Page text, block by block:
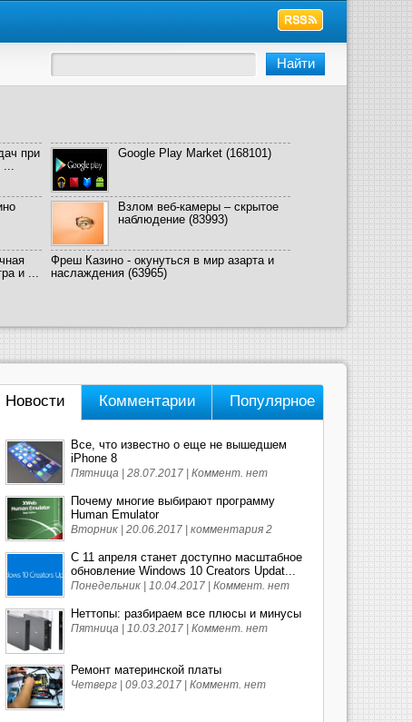
при
...
Google Play Market (168101)
Взлом веб-камеры – скрытое
наблюдение (83993)
и ...
Фреш Казино - окунуться в мир азарта и
наслаждения (63965)
Новости Комментарии Популярное
Все, что известно о еще не вышедшем
iPhone 8
Пятница | 28.07.2017 | Коммент. нет
Почему многие выбирают программу
Human Emulator
Вторник | 20.06.2017 | комментария 2
С 11 апреля станет доступно масштабное
обновление Windows 10 Creators Updat...
Понедельник | 10.04.2017 | Коммент. нет
Неттопы: разбираем все плюсы и минусы
Пятница | 10.03.2017 | Коммент. нет
Ремонт материнской платы
Четверг | 09.03.2017 | Коммент. нет